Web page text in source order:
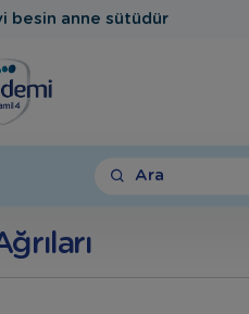
besin anne sütüdür
Ara